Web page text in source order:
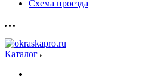
Схема проезда
Каталог